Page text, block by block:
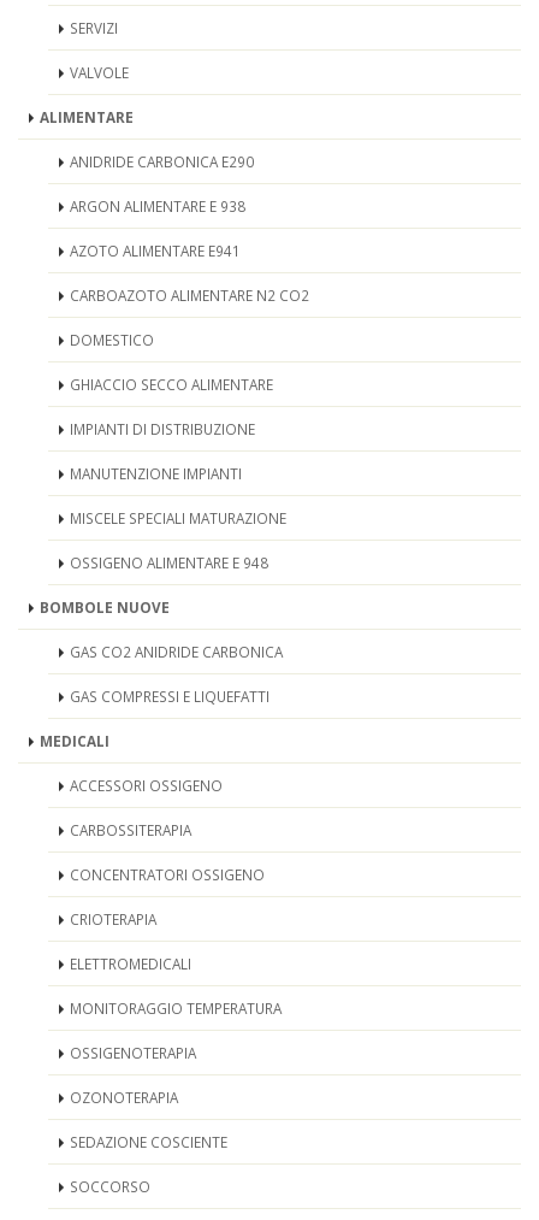
SERVIZI
VALVOLE
ALIMENTARE
ANIDRIDE CARBONICA E290
ARGON ALIMENTARE E 938
AZOTO ALIMENTARE E941
CARBOAZOTO ALIMENTARE N2 CO2
DOMESTICO
GHIACCIO SECCO ALIMENTARE
IMPIANTI DI DISTRIBUZIONE
MANUTENZIONE IMPIANTI
MISCELE SPECIALI MATURAZIONE
OSSIGENO ALIMENTARE E 948
BOMBOLE NUOVE
GAS CO2 ANIDRIDE CARBONICA
GAS COMPRESSI E LIQUEFATTI
MEDICALI
ACCESSORI OSSIGENO
CARBOSSITERAPIA
CONCENTRATORI OSSIGENO
CRIOTERAPIA
ELETTROMEDICALI
MONITORAGGIO TEMPERATURA
OSSIGENOTERAPIA
OZONOTERAPIA
SEDAZIONE COSCIENTE
SOCCORSO